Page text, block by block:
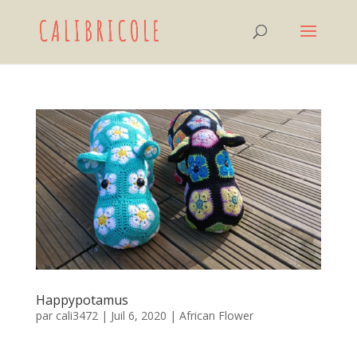
Happypotamus
par cali3472| Juil 6, 2020 | African Flower